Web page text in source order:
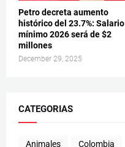
Petro decreta aumento
histórico del 23.7%: Salario
mínimo 2026 será de $2
millones
December 29, 2025
CATEGORIAS
Animales Colombia